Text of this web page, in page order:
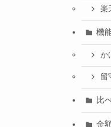
楽
機
か
留
比
金